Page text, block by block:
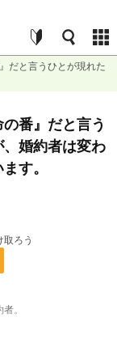
だと言うひとが現れた
番』だと言う
婚約者は変わ
す。
ろう
。
アリスターが『うぉる